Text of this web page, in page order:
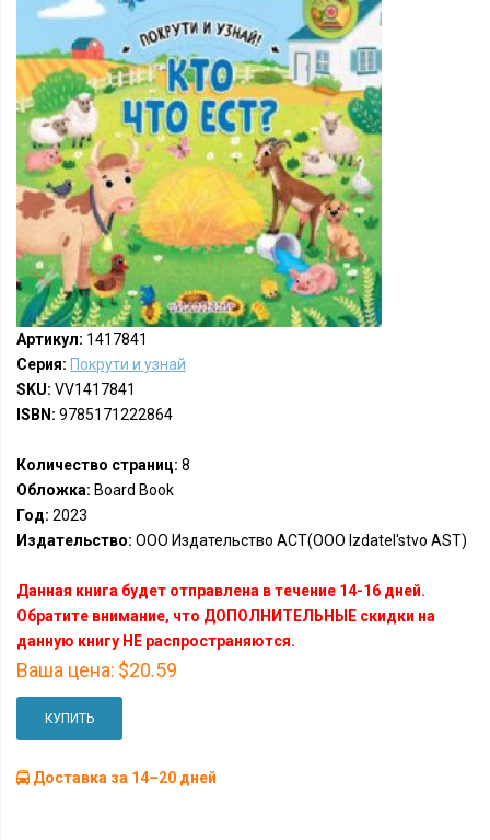
Артикул: 1417841
Серия: Покрути и узнай
SKU: VV1417841
ISBN: 9785171222864
Количество страниц: 8
Обложка: Board Book
Год: 2023
Издательство: ООО Издательство АСТ(OOO Izdatel'stvo AST)
Данная книга будет отправлена в течение 14-16 дней.
Обратите внимание, что ДОПОЛНИТЕЛЬНЫЕ скидки на
данную книгу НЕ распространяются.
Ваша цена: $20.59
КУПИТЬ
Доставка за 14–20 дней